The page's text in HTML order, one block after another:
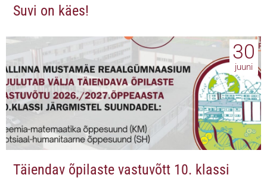
Suvi on käes!
30
juuni
Täiendav õpilaste vastuvõtt 10. klassi